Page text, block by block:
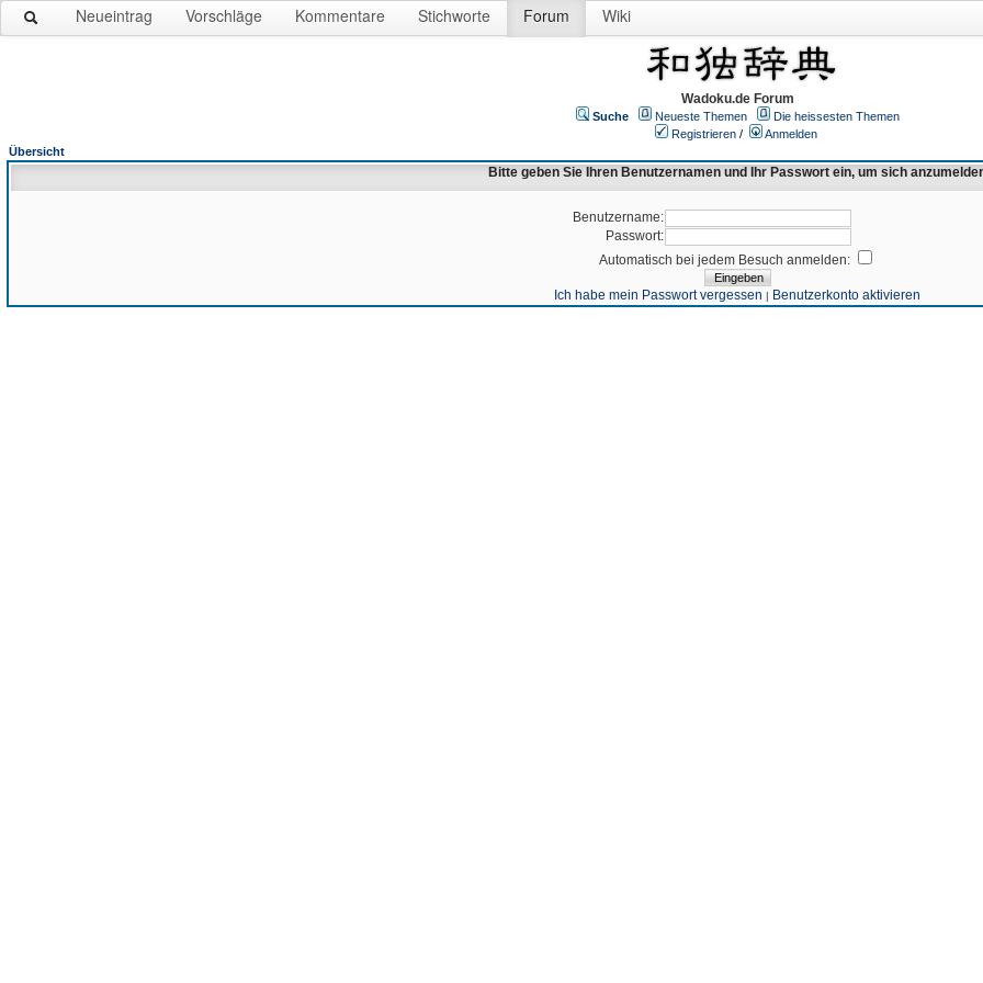
Neueintrag Vorschläge Kommentare Stichworte Forum Wiki
Wadoku.de Forum
Suche Neueste Themen
Die heissesten Themen
Registrieren /
Anmelden
Übersicht
Bitte geben Sie Ihren Benutzernamen und Ihr Passwort ein, um sich
Benutzername:
Passwort:
Automatisch bei jedem Besuch anmelden:
Ich habe mein Passwort vergessen | Benutzerkonto aktivieren